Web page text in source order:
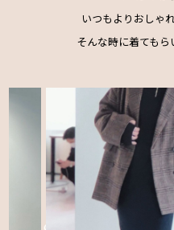
いつもよりおしゃ
そんな時に着てもら